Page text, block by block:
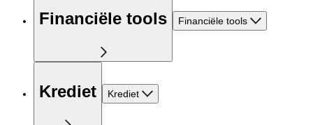
Financiële tools Financiële tools
Krediet Krediet